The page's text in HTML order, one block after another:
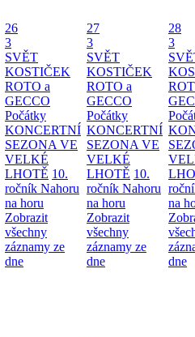
26
3
SVĚT
KOSTIČEK
ROTO a
GECCO
Počátky
KONCERTNÍ
SEZONA VE
VELKÉ
LHOTĚ 10.
ročník Nahoru
na horu
Zobrazit
všechny
záznamy ze
dne
27
3
SVĚT
KOSTIČEK
ROTO a
GECCO
Počátky
KONCERTNÍ
SEZONA VE
VELKÉ
LHOTĚ 10.
ročník Nahoru
na horu
Zobrazit
všechny
záznamy ze
dne
28
3
na
dne